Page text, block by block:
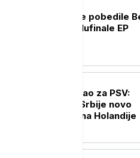
Košarkašice Srbije pobedile
i plasirale se u polufinale EP
Filip Kostić potpisao za PSV:
Reprezentativac Srbije novo
pojačanje šampiona Holandije